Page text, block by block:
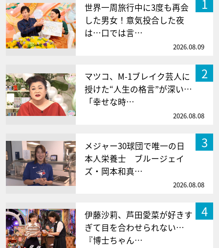
1
世界一周旅行中に3度も再会
した男女！意気投合した夜
は…口では言…
2026.08.09
2
マツコ、M-1ブレイク芸人に
授けた“人生の格言”が深い…
「幸せな時…
2026.08.08
3
メジャー30球団で唯一の日
本人栄養士 ブルージェイ
ズ・岡本和真…
2026.08.08
4
伊藤沙莉、芦田愛菜が好きす
ぎて目を合わせられない…
『博士ちゃん…